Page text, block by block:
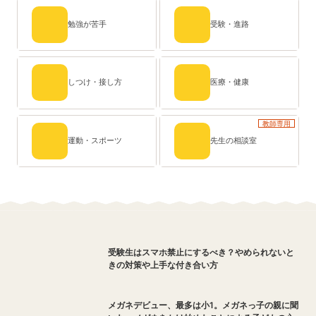
勉強が苦手 受験・進路
しつけ・接し方 医療・健康
運動・スポーツ
教師専用
先生の相談室
受験生はスマホ禁止にするべき？やめられないと
きの対策や上手な付き合い方
メガネデビュー、最多は小1。メガネっ子の親に聞